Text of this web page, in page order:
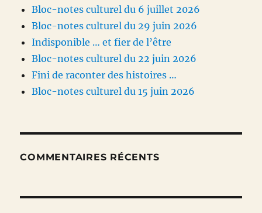
Bloc-notes culturel du 6 juillet 2026
Bloc-notes culturel du 29 juin 2026
Indisponible … et fier de l’être
Bloc-notes culturel du 22 juin 2026
Fini de raconter des histoires …
Bloc-notes culturel du 15 juin 2026
COMMENTAIRES RÉCENTS